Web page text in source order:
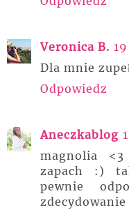
Veronica B.
Dla mnie
Odpowiedz
Aneczkablog
magnolia
zapach :)
pewnie
zdecydowanie